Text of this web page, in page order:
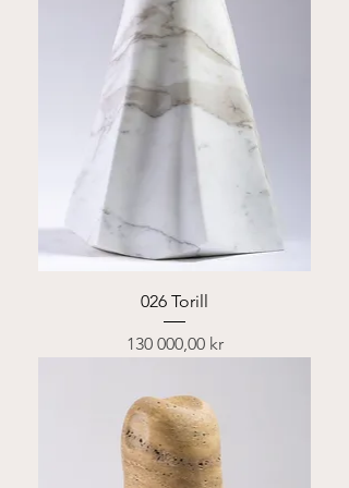
026 Torill
Pris
130 000,00 kr